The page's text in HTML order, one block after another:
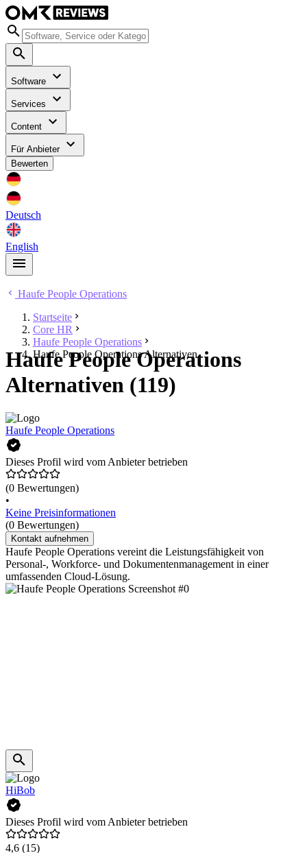
Software
Services
Content
Für Anbieter
Bewerten
Deutsch
English
Haufe People Operations
Startseite
Core HR
Haufe People Operations
Haufe People Operations Alternativen
Haufe People Operations
Alternativen (119)
Haufe People Operations
Dieses Profil wird vom Anbieter betrieben
(0 Bewertungen)
•
Keine Preisinformationen
(0 Bewertungen)
Kontakt aufnehmen
Haufe People Operations vereint die Leistungsfähigkeit von
Personal-, Workforce- und Dokumentenmanagement in einer
umfassenden Cloud-Lösung.
HiBob
Dieses Profil wird vom Anbieter betrieben
4,6 (15)